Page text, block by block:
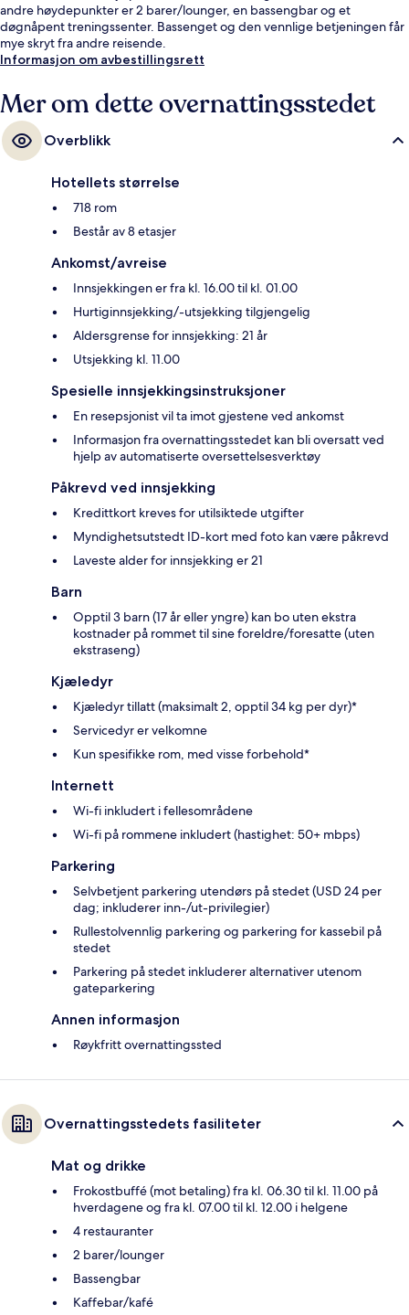
andre høydepunkter er 2 barer/lounger, en bassengbar og et
døgnåpent treningssenter. Bassenget og den vennlige betjeningen får
mye skryt fra andre reisende.
Informasjon om avbestillingsrett
Mer om dette overnattingsstedet
Overblikk
Hotellets størrelse
718 rom
Består av 8 etasjer
Ankomst/avreise
Innsjekkingen er fra kl. 16.00 til kl. 01.00
Hurtiginnsjekking/-utsjekking tilgjengelig
Aldersgrense for innsjekking: 21 år
Utsjekking kl. 11.00
Spesielle innsjekkingsinstruksjoner
En resepsjonist vil ta imot gjestene ved ankomst
Informasjon fra overnattingsstedet kan bli oversatt ved
hjelp av automatiserte oversettelsesverktøy
Påkrevd ved innsjekking
Kredittkort kreves for utilsiktede utgifter
Myndighetsutstedt ID-kort med foto kan være påkrevd
Laveste alder for innsjekking er 21
Barn
Opptil 3 barn (17 år eller yngre) kan bo uten ekstra
kostnader på rommet til sine foreldre/foresatte (uten
ekstraseng)
Kjæledyr
Kjæledyr tillatt (maksimalt 2, opptil 34 kg per dyr)*
Servicedyr er velkomne
Kun spesifikke rom, med visse forbehold*
Internett
Wi-fi inkludert i fellesområdene
Wi-fi på rommene inkludert (hastighet: 50+ mbps)
Parkering
Selvbetjent parkering utendørs på stedet (USD 24 per
dag; inkluderer inn-/ut-privilegier)
Rullestolvennlig parkering og parkering for kassebil på
stedet
Parkering på stedet inkluderer alternativer utenom
gateparkering
Annen informasjon
Røykfritt overnattingssted
Overnattingsstedets fasiliteter
Mat og drikke
Frokostbuffé (mot betaling) fra kl. 06.30 til kl. 11.00 på
hverdagene og fra kl. 07.00 til kl. 12.00 i helgene
4 restauranter
2 barer/lounger
Bassengbar
Kaffebar/kafé